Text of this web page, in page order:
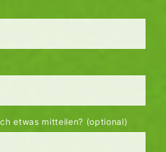
etwas mitteilen? (optional)